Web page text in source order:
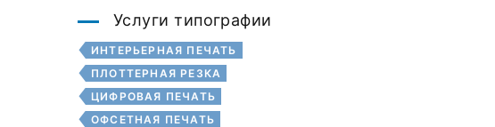
Услуги типографии
ИНТЕРЬЕРНАЯ ПЕЧАТЬ
ПЛОТТЕРНАЯ РЕЗКА
ЦИФРОВАЯ ПЕЧАТЬ
ОФСЕТНАЯ ПЕЧАТЬ